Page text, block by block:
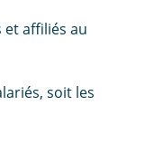
et affiliés au
soit les